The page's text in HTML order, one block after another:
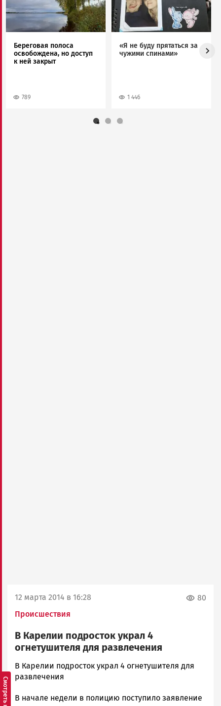
Береговая полоса
освобождена, но доступ
к ней закрыт
789
«Я не буду прятаться за
чужими спинами»
1 446
12 марта 2014 в 16:28
Происшествия
80
В Карелии подросток украл 4
огнетушителя для развлечения
admintimur
Новости
и
В Карелии подросток украл 4 огнетушителя для
развлечения
В начале недели в полицию поступило заявление